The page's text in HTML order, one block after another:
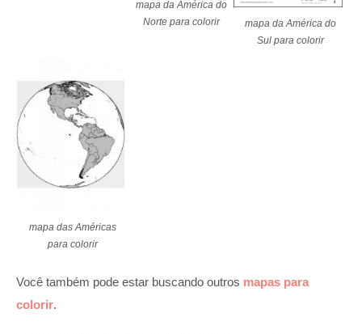
mapa da América do
Norte para colorir
mapa da América do
Sul para colorir
mapa das Américas
para colorir
Você também pode estar buscando outros mapas para
colorir.